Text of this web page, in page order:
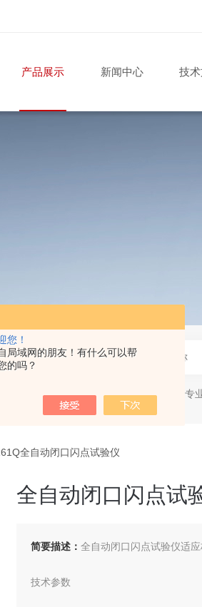
您！
局域网的朋友！有什么可以帮
的吗？
产品展示 新闻中心 技
系
热门关键词：石油产品专
全自动闭口闪点试验仪
全自动闭口闪点试
简要描述： 全自动闭口闪点试验仪适
技术参数